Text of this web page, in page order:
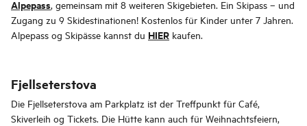
Alpepass, gemeinsam mit 8 weiteren Skigebieten. Ein Skipass – und
Zugang zu 9 Skidestinationen! Kostenlos für Kinder unter 7 Jahren.
Alpepass og Skipässe kannst du HIER kaufen.
Fjellseterstova
Die Fjellseterstova am Parkplatz ist der Treffpunkt für Café,
Skiverleih og Tickets. Die Hütte kann auch für Weihnachtsfeiern,